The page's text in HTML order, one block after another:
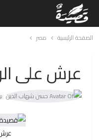
الصفحة الرئيسية مصر
عرش على